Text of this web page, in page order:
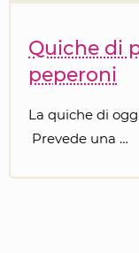
Quiche di
peperoni
La quiche di
Prevede una …